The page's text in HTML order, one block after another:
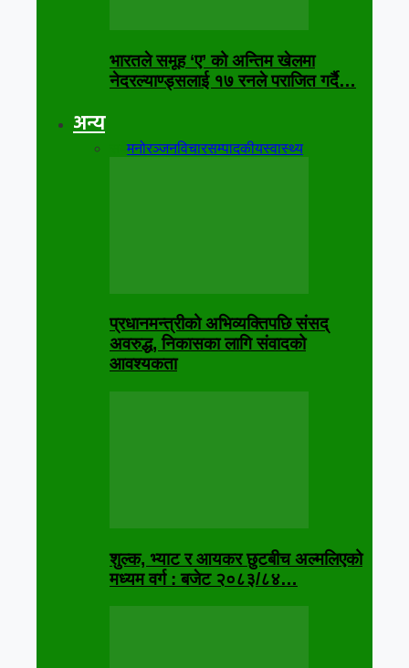
भारतले समूह ‘ए’ को अन्तिम खेलमा
नेदरल्याण्ड्सलाई १७ रनले पराजित गर्दै…
अन्य
सबैमनोरञ्जनविचारसम्पादकीयस्वास्थ्य
प्रधानमन्त्रीको अभिव्यक्तिपछि संसद्
अवरुद्ध, निकासका लागि संवादको
आवश्यकता
शुल्क, भ्याट र आयकर छुटबीच अल्मलिएको
मध्यम वर्ग : बजेट २०८३/८४…